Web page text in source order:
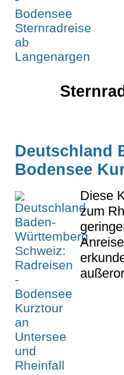
Deutschland
Bodensee
Diese
zum